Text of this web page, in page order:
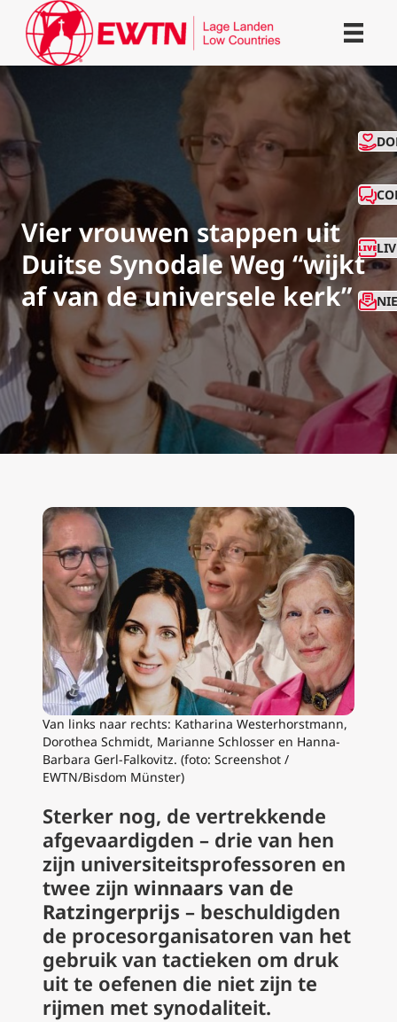
Vier vrouwen stappen uit
Duitse Synodale Weg “wijkt
af van de universele kerk”
Van links naar rechts: Katharina Westerhorstmann,
Dorothea Schmidt, Marianne Schlosser en Hanna-
Barbara Gerl-Falkovitz. (foto: Screenshot /
EWTN/Bisdom Münster)
Sterker nog, de vertrekkende
afgevaardigden – drie van hen
zijn universiteitsprofessoren en
twee zijn winnaars van de
Ratzingerprijs – beschuldigden
de procesorganisatoren van het
gebruik van tactieken om druk
uit te oefenen die niet zijn te
rijmen met synodaliteit.